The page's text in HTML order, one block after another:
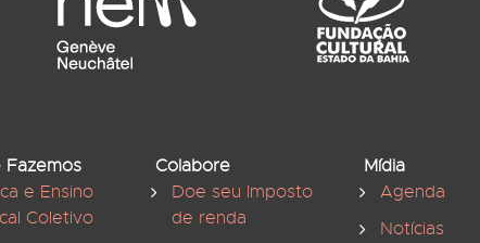
Fazemos
e Ensino
Coletivo
Colabore
Doe seu Imposto
de renda
Mídia
Agenda
Notícias